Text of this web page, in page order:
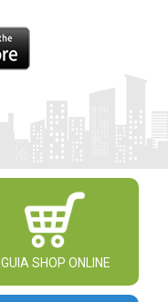
GUIA SHOP ONLINE